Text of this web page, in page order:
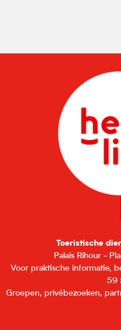
Toeristische
Palais Rihour -
Voor praktische informatie,
59
Groepen, privébezoeken,